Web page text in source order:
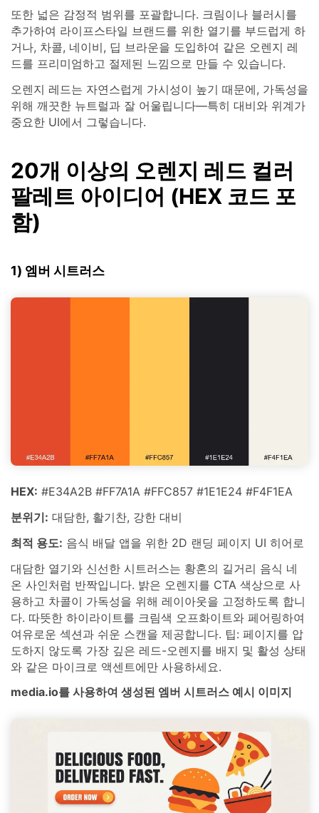
또한 넓은 감정적 범위를 포괄합니다. 크림이나 블러시를
추가하여 라이프스타일 브랜드를 위한 열기를 부드럽게 하
거나, 차콜, 네이비, 딥 브라운을 도입하여 같은 오렌지 레
드를 프리미엄하고 절제된 느낌으로 만들 수 있습니다.
오렌지 레드는 자연스럽게 가시성이 높기 때문에, 가독성을
위해 깨끗한 뉴트럴과 잘 어울립니다—특히 대비와 위계가
중요한 UI에서 그렇습니다.
20개 이상의 오렌지 레드 컬러
팔레트 아이디어 (HEX 코드 포
함)
1) 엠버 시트러스
HEX: #E34A2B #FF7A1A #FFC857 #1E1E24 #F4F1EA
분위기: 대담한, 활기찬, 강한 대비
최적 용도: 음식 배달 앱을 위한 2D 랜딩 페이지 UI 히어로
대담한 열기와 신선한 시트러스는 황혼의 길거리 음식 네
온 사인처럼 반짝입니다. 밝은 오렌지를 CTA 색상으로 사
용하고 차콜이 가독성을 위해 레이아웃을 고정하도록 합니
다. 따뜻한 하이라이트를 크림색 오프화이트와 페어링하여
여유로운 섹션과 쉬운 스캔을 제공합니다. 팁: 페이지를 압
도하지 않도록 가장 깊은 레드-오렌지를 배지 및 활성 상태
와 같은 마이크로 액센트에만 사용하세요.
media.io를 사용하여 생성된 엠버 시트러스 예시 이미지